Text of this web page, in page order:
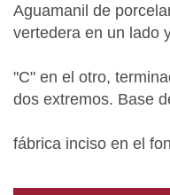
Aguamanil de
vertedera en un lado
"C" en el otro,
dos extremos. Base
fábrica inciso en el